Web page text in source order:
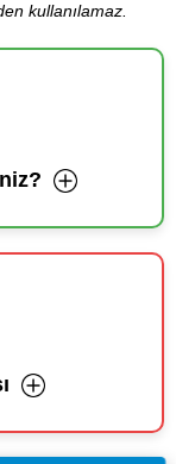
kullanılamaz.